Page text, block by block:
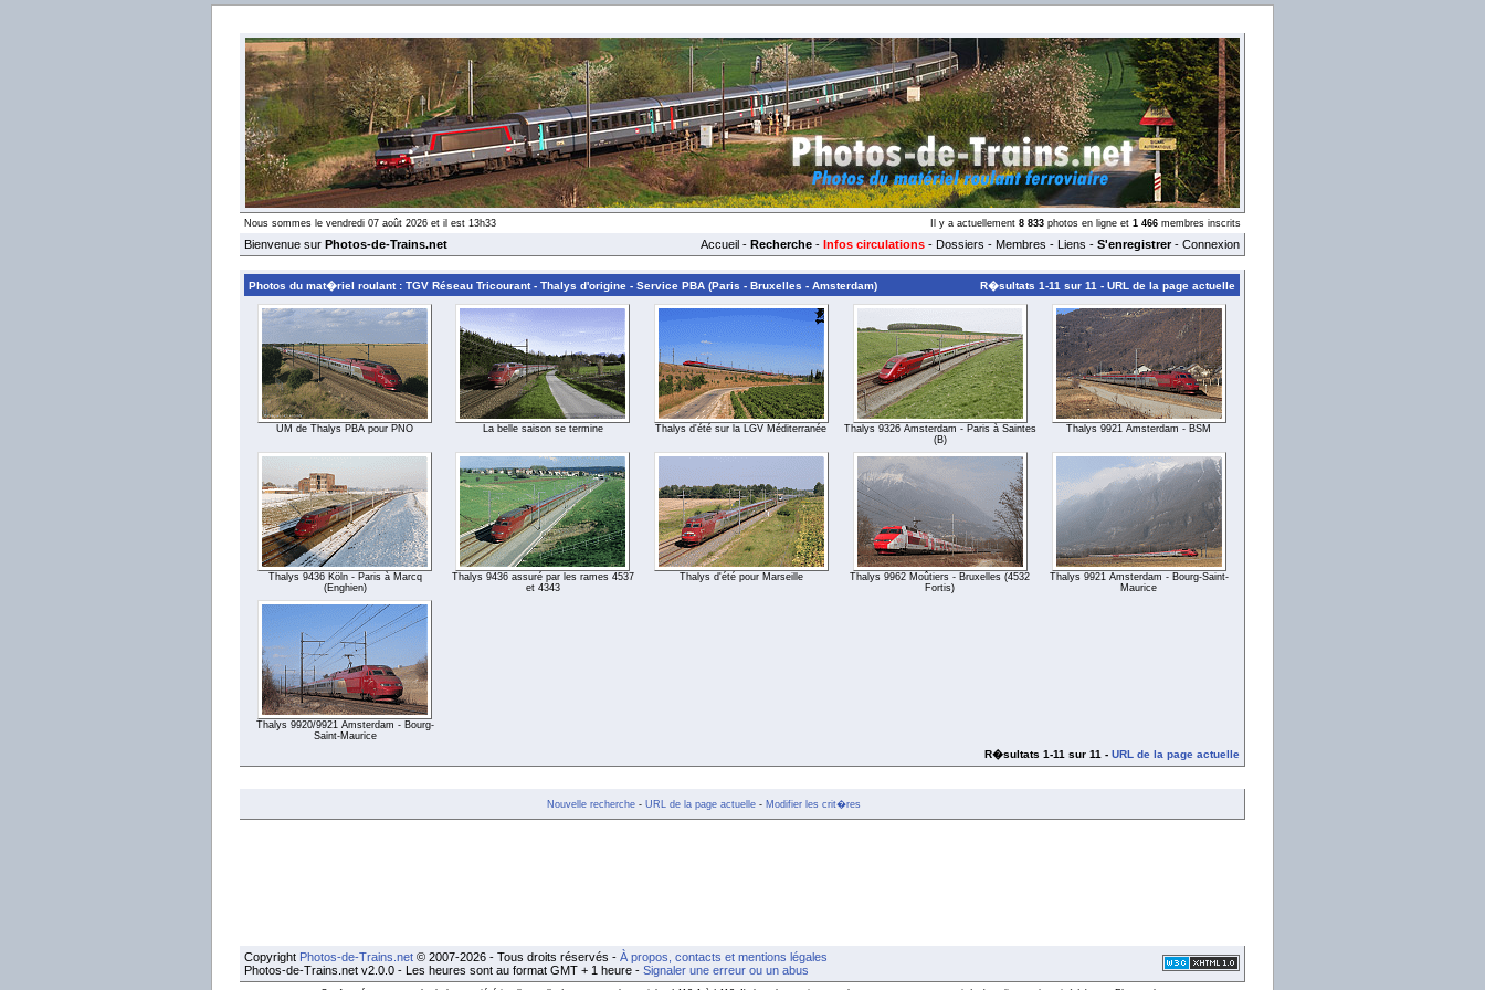
Nous sommes le vendredi 07 août 2026 et il est 13h33 Il y a actuellement 8 833 photos en ligne et 1 466 membres inscrits
Bienvenue sur Photos-de-Trains.net Accueil - Recherche - Infos circulations - Dossiers - Membres - Liens - S'enregistrer- Connexion
Photos du mat�riel roulant : TGV Réseau Tricourant - Thalys d'origine - Service PBA (Paris - Bruxelles - Amsterdam) R�sultats 1-11 sur 11 - URL de la page actuelle
UM de Thalys PBA pour PNO La belle saison se termine Thalys d'été sur la LGV Méditerranée
Thalys 9326 Amsterdam - Paris à Saintes
(B)
Thalys 9921 Amsterdam - BSM
Thalys 9436 Köln - Paris à Marcq
(Enghien)
Thalys 9436 assuré par les rames 4537
et 4343
Thalys d'été pour Marseille
Thalys 9962 Moûtiers - Bruxelles (4532
Fortis)
Thalys 9921 Amsterdam - Bourg-Saint-
Maurice
Thalys 9920/9921 Amsterdam - Bourg-
Saint-Maurice
R�sultats 1-11 sur 11 - URL de la page actuelle
Nouvelle recherche- URL de la page actuelle- Modifier les crit�res
Copyright Photos-de-Trains.net © 2007-2026 - Tous droits réservés - À propos, contacts et mentions légales
Photos-de-Trains.net v2.0.0 - Les heures sont au format GMT + 1 heure - Signaler une erreur ou un abus